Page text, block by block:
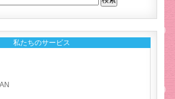
私たちのサービス